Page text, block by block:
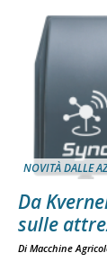
NOVITÀ DALLE
Da
sulle
Di Macchine